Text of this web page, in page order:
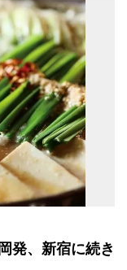
発、新宿に続き